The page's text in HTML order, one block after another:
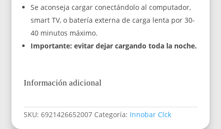
Se aconseja cargar conectándolo al computador,
smart TV, o batería externa de carga lenta por 30-
40 minutos máximo.
Importante: evitar dejar cargando toda la noche.
Información adicional
SKU:6921426652007 Categoría: Innobar Clck